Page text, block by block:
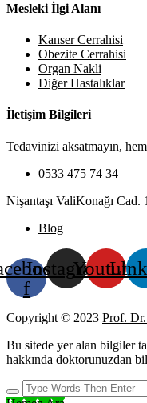
Mesleki İlgi Alanı
Kanser Cerrahisi
Obezite Cerrahisi
Organ Nakli
Diğer Hastalıklar
İletişim Bilgileri
Tedavinizi aksatmayın,
0533 475 74 34
Nişantaşı ValiKonağı Cad.
Blog
f
InstagramYoutube
Copyright © 2023 Prof.
Bu sitede yer alan bilgiler
hakkında doktorunuzdan